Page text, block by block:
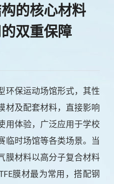
的核心材料
双重保障
环保运动场馆形式，其性
材及配套材料，直接影响
用体验，广泛应用于学校
临时场馆等各类场景。当
膜材料以高分子复合材料
膜材最为常用，搭配钢